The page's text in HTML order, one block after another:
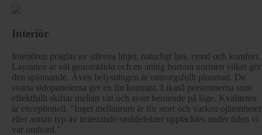
Interiör
Interiören präglas av stilrena linjer, naturligt ljus, rymd och komfort.
Layouten är väl genomtänkt och en aning bortom normen vilket gör
den spännande. Även belysningen är omsorgsfullt planerad. De
svarta sidopanelerna ger en fin kontrast. Likaså persiennerna som
effektfullt skiftar mellan vitt och svart beroende på läge. Kvaliteten
är exceptionell. ”Inget mellanrum är för stort och varken ojämnheter
eller annan typ av irriterande smådefekter upptäcktes under tiden vi
var ombord.”